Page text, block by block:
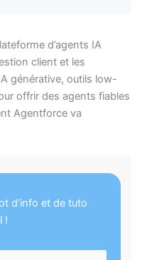
d’agents IA
client et les
générative, outils low-
offrir des agents fiables
Agentforce va
d'info et de tuto
!